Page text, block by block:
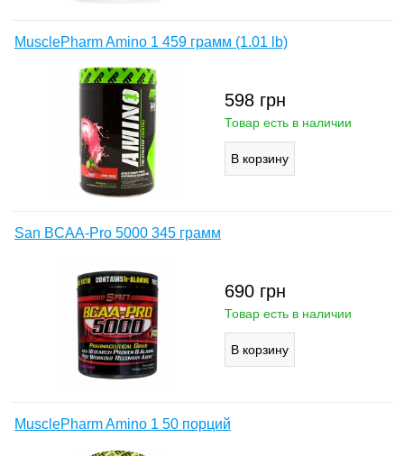
MusclePharm Amino 1 459 грамм (1.01 lb)
598 грн
Товар есть в наличии
San BCAA-Pro 5000 345 грамм
690 грн
Товар есть в наличии
MusclePharm Amino 1 50 порций